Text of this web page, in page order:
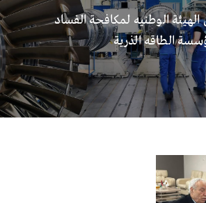
الوطنيه لمكافحة الفساد
الطاقه الذرية